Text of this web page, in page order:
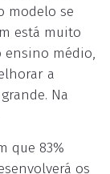
modelo se
está muito
médio,
a
Na
que 83%
os